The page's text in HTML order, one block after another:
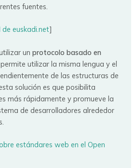
fuentes.
de euskadi.net]
unprotocolo basado en
permite utilizar la misma lengua y el
de las estructuras de
solución es que posibilita
más rápidamente y promueve la
de desarrolladores alrededor
estándares web en el Open